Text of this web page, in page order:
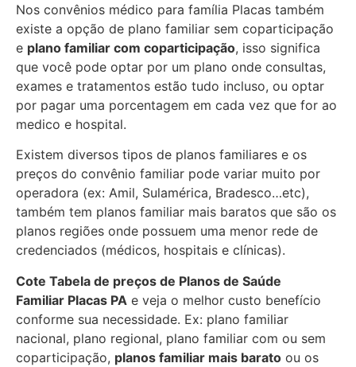
Nos convênios médico para família Placas também
existe a opção de plano familiar sem coparticipação
e plano familiar com coparticipação, isso significa
que você pode optar por um plano onde consultas,
exames e tratamentos estão tudo incluso, ou optar
por pagar uma porcentagem em cada vez que for ao
medico e hospital.
Existem diversos tipos de planos familiares e os
preços do convênio familiar pode variar muito por
operadora (ex: Amil, Sulamérica, Bradesco…etc),
também tem planos familiar mais baratos que são os
planos regiões onde possuem uma menor rede de
credenciados (médicos, hospitais e clínicas).
Cote Tabela de preços de Planos de Saúde
Familiar Placas PA e veja o melhor custo benefício
conforme sua necessidade. Ex: plano familiar
nacional, plano regional, plano familiar com ou sem
coparticipação, planos familiar mais barato ou os